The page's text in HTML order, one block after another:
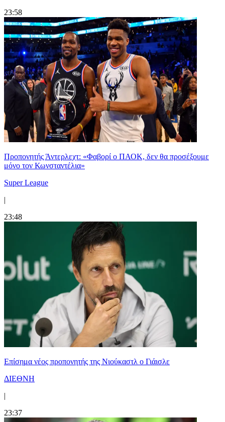
23:58
Προπονητής Άντερλεχτ: «Φαβορί ο ΠΑΟΚ, δεν θα προσέξουμε
μόνο τον Κωνσταντέλια»
Super League
|
23:48
Επίσημα νέος προπονητής της Νιούκαστλ ο Γιάισλε
ΔΙΕΘΝΗ
|
23:37